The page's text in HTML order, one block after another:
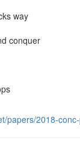
way
conquer
papers/2018-